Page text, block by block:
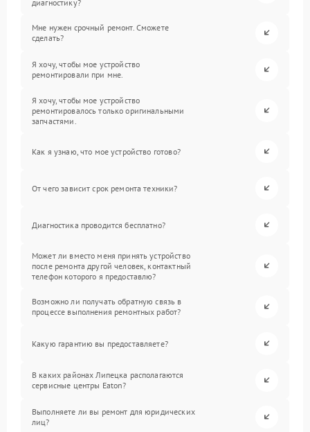
диагностику?
Мне нужен срочный ремонт. Сможете
сделать?
Я хочу, чтобы мое устройство
ремонтировали при мне.
Я хочу, чтобы мое устройство
ремонтировалось только оригинальными
запчастями.
Как я узнаю, что мое устройство готово?
От чего зависит срок ремонта техники?
Диагностика проводится бесплатно?
Может ли вместо меня принять устройство
после ремонта другой человек, контактный
телефон которого я предоставлю?
Возможно ли получать обратную связь в
процессе выполнения ремонтных работ?
Какую гарантию вы предоставляете?
В каких районах Липецка располагаются
сервисные центры Eaton?
Выполняете ли вы ремонт для юридических
лиц?